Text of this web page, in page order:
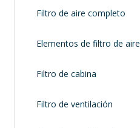
Filtro de aire completo
Elementos de filtro de aire
Filtro de cabina
Filtro de ventilación